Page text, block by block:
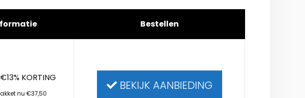
Bestellen
KORTING
nu €37,50
BEKIJK AANBIEDING